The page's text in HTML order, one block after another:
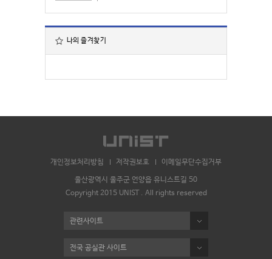
나의 즐겨찾기
개인정보처리방침 저작권보호 이메일무단수집거부
울산광역시 울주군 언양읍 유니스트길 50
Copyright 2015 UNIST . All rights reserved
관련사이트
전국 공실관 사이트